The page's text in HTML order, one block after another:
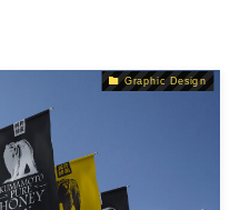
Graphic Design